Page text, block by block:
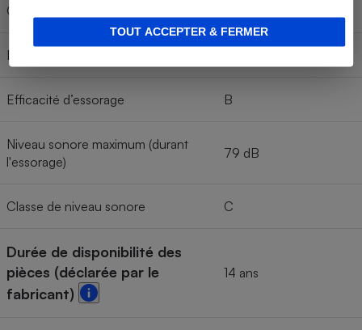
TOUT ACCEPTER & FERMER
Consommation d’eau par cycle
Durée du cycle
Efficacité d’essorage B
Niveau sonore maximum (durant
l'essorage)
79 dB
Classe de niveau sonore C
Durée de disponibilité des
pièces (déclarée par le
fabricant)
14 ans